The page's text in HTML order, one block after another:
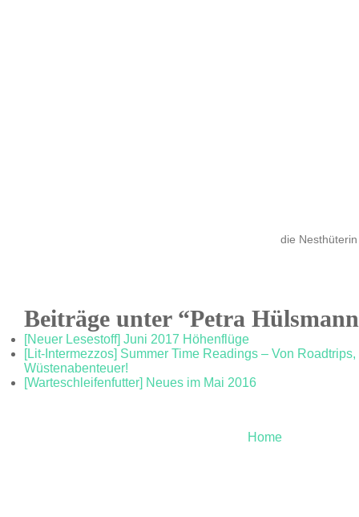
die Nesthüterin
Beiträge unter “Petra
[Neuer Lesestoff] Juni 2017 Höhenflüge
[Lit-Intermezzos] Summer Time Readings – Von
Wüstenabenteuer!
[Warteschleifenfutter] Neues im Mai 2016
Home